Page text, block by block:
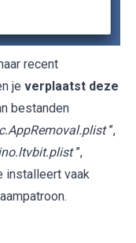
recent
je verplaatst deze
bestanden
”,
”,
installeert vaak